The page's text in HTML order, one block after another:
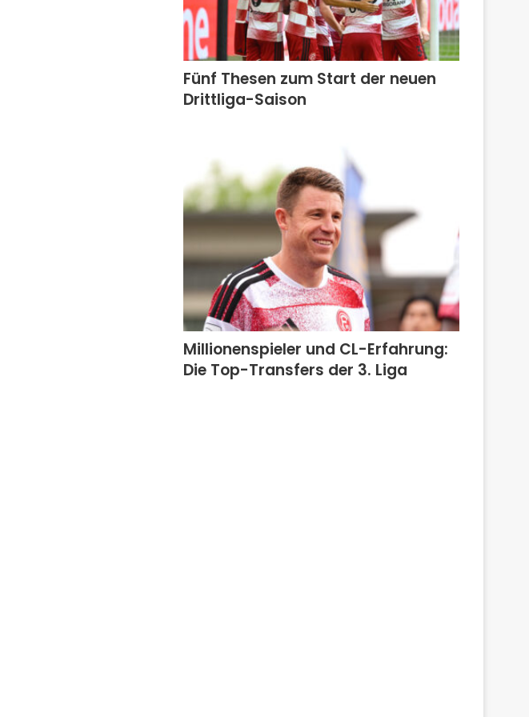
Fünf Thesen zum Start der neuen
Drittliga-Saison
Millionenspieler und CL-Erfahrung:
Die Top-Transfers der 3. Liga